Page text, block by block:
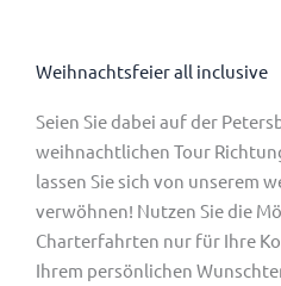
Weihnachtsfeier all inclusive
Seien Sie dabei auf der
weihnachtlichen Tour
lassen Sie sich von unserem
verwöhnen! Nutzen Sie die
Charterfahrten nur für Ihre
Ihrem persönlichen